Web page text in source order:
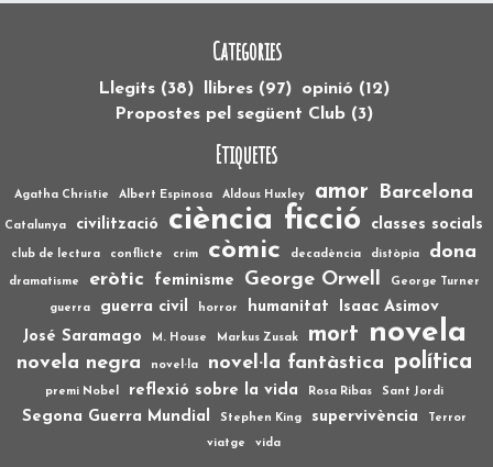
Categories
Llegits (38) llibres (97) opinió (12)
Propostes pel següent Club (3)
Etiquetes
Agatha Christie Albert Espinosa Aldous Huxley amor Barcelona
Catalunya civilització ciència ficció classes socials
club de lectura conflicte crim còmic decadència distòpia dona
dramatisme eròtic feminisme George Orwell George Turner
guerra guerra civil horror humanitat
Isaac Asimov
José Saramago
M. House Markus Zusak mort novela
novela negra novel·la novel·la fantàstica política
premi Nobel reflexió sobre la vida Rosa Ribas Sant Jordi
Segona Guerra Mundial Stephen King supervivència Terror
viatge vida